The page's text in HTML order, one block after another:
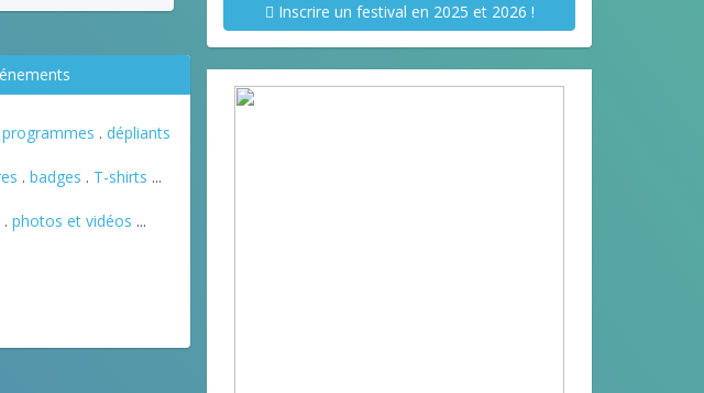
programmes . dépliants
. badges . T-shirts ...
. photos et vidéos ...
Inscrire un festival en 2025 et 2026 !